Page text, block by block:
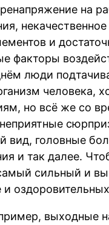
на
и
факторы
люди
человека,
но всё же со
вид, головные
и так далее.
сильный и
выходные